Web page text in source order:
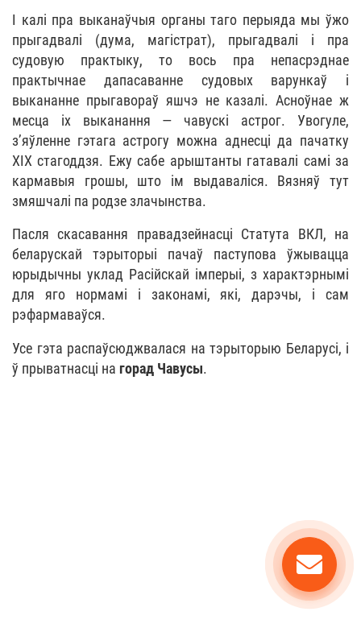
І калі пра выканаўчыя органы таго перыяда мы ўжо
прыгадвалі (дума, магістрат), прыгадвалі і пра
судовую практыку, то вось пра непасрэднае
практычнае дапасаванне судовых варункаў і
выкананне прыгавораў яшчэ не казалі. Асноўнае ж
месца іх выканання — чавускі астрог. Увогуле,
з’яўленне гэтага астрогу можна аднесці да пачатку
ХІХ стагоддзя. Ежу сабе арыштанты гатавалі самі за
кармавыя грошы, што ім выдаваліся. Вязняў тут
змяшчалі па родзе злачынства.
Пасля скасавання правадзейнасці Статута ВКЛ, на
беларускай тэрыторыі пачаў паступова ўжывацца
юрыдычны уклад Расійскай імперыі, з характэрнымі
для яго нормамі і законамі, які, дарэчы, і сам
рэфармаваўся.
Усе гэта распаўсюджвалася на тэрыторыю Беларусі, і
ў прыватнасці на горад Чавусы.